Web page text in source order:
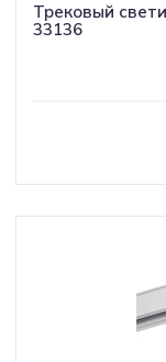
Трековый
33136